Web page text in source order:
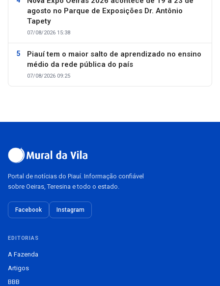
agosto no Parque de Exposições Dr. Antônio
Tapety
07/08/2026 15:38
Piauí tem o maior salto de aprendizado no ensino
médio da rede pública do país
07/08/2026 09:25
Portal de notícias do Piauí. Informação confiável
sobre Oeiras, Teresina e todo o estado.
Facebook Instagram
EDITORIAS
A Fazenda
Artigos
BBB